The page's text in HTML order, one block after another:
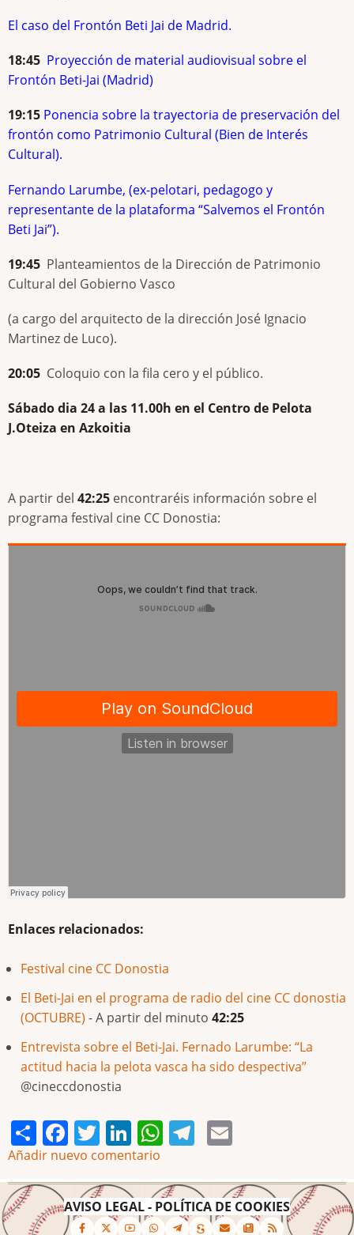
El caso del Frontón Beti Jai de Madrid.
18:45 Proyección de material audiovisual sobre el
Frontón Beti-Jai (Madrid)
19:15 Ponencia sobre la trayectoria de preservación del
frontón como Patrimonio Cultural (Bien de Interés
Cultural).
Fernando Larumbe, (ex-pelotari, pedagogo y
representante de la plataforma “Salvemos el Frontón
Beti Jai”).
19:45 Planteamientos de la Dirección de Patrimonio
Cultural del Gobierno Vasco
(a cargo del arquitecto de la dirección José Ignacio
Martinez de Luco).
20:05 Coloquio con la fila cero y el público.
Sábado dia 24 a las 11.00h en el Centro de Pelota
J.Oteiza en Azkoitia
A partir del 42:25 encontraréis información sobre el
programa festival cine CC Donostia:
Enlaces relacionados:
Festival cine CC Donostia
El Beti-Jai en el programa de radio del cine CC donostia
(OCTUBRE) - A partir del minuto 42:25
Entrevista sobre el Beti-Jai. Fernado Larumbe: “La
actitud hacia la pelota vasca ha sido despectiva”
@cineccdonostia
ShareFacebook
Twitter
LinkedIn
WhatsApp
Telegram
Añadir nuevo comentario
AVISO LEGAL- POLÍTICA DE COOKIES